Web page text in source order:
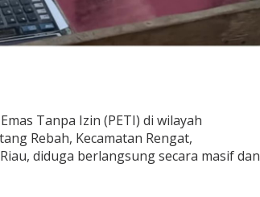
Tanpa Izin (PETI) di wilayah
Rebah, Kecamatan Rengat,
diduga berlangsung secara masif dan